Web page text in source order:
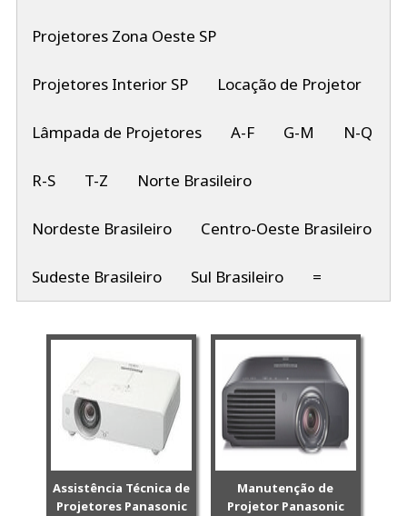
Projetores Zona Oeste SP
Projetores Interior SP Locação de Projetor
Lâmpada de Projetores A-F G-M N-Q
R-S T-Z Norte Brasileiro
Nordeste Brasileiro Centro-Oeste Brasileiro
Sudeste Brasileiro Sul Brasileiro =
Assistência Técnica de
Projetores Panasonic
Manutenção de
Projetor Panasonic